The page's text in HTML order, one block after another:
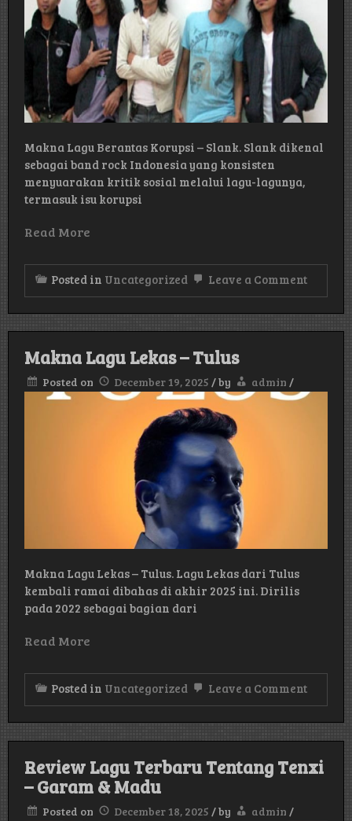
Makna Lagu Berantas Korupsi – Slank. Slank dikenal
sebagai band rock Indonesia yang konsisten
menyuarakan kritik sosial melalui lagu-lagunya,
termasuk isu korupsi
Read More
Posted in Uncategorized Leave a Commenton
Korupsi
Makna Lagu Lekas – Tulus
Posted on December 19, 2025 /by admin /
Makna Lagu Lekas – Tulus. Lagu Lekas dari Tulus
kembali ramai dibahas di akhir 2025 ini. Dirilis
pada 2022 sebagai bagian dari
Read More
Posted in Uncategorized Leave a Commenton
Lekas
–
Review Lagu Terbaru Tentang Tenxi
– Garam & Madu
Posted on December 18, 2025 /by admin /